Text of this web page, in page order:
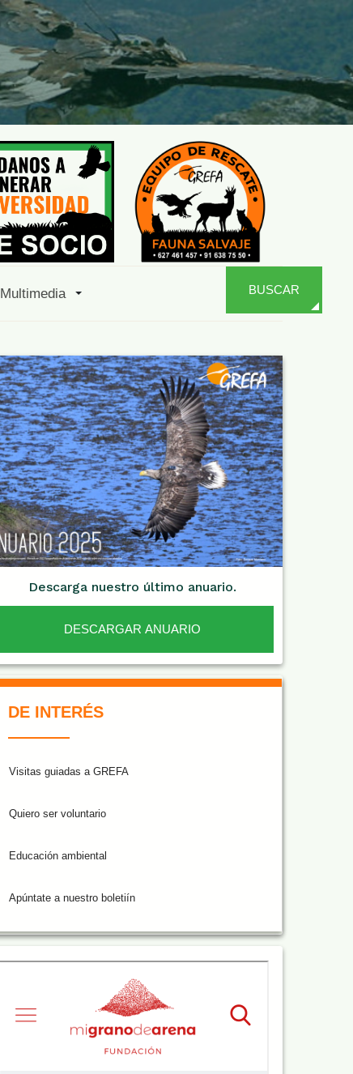
Multimedia BUSCAR
Descarga nuestro último anuario.
DESCARGAR ANUARIO
DE INTERÉS
Visitas guiadas a GREFA
Quiero ser voluntario
Educación ambiental
Apúntate a nuestro boletiín